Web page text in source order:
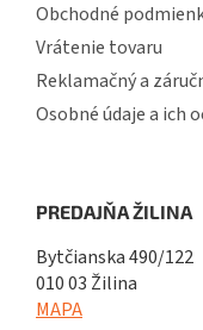
Obchodné
Vrátenie tovaru
Reklamačný a
Osobné údaje a ich
PREDAJŇA ŽILINA
Bytčianska 490/122
010 03 Žilina
MAPA